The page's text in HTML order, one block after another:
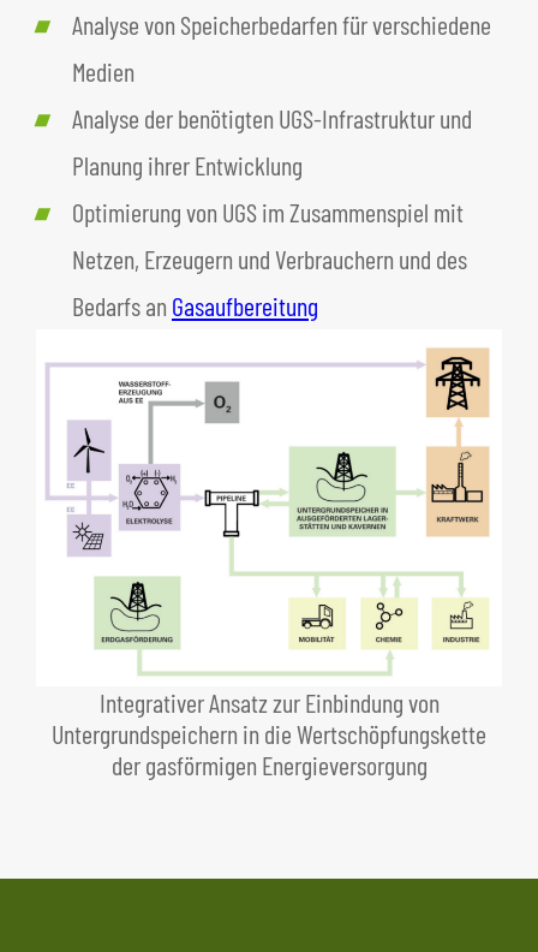
Analyse von Speicherbedarfen für verschiedene
Medien
Analyse der benötigten UGS-Infrastruktur und
Planung ihrer Entwicklung
Optimierung von UGS im Zusammenspiel mit
Netzen, Erzeugern und Verbrauchern und des
Bedarfs an Gasaufbereitung
Integrativer Ansatz zur Einbindung von
Untergrundspeichern in die Wertschöpfungskette
der gasförmigen Energieversorgung